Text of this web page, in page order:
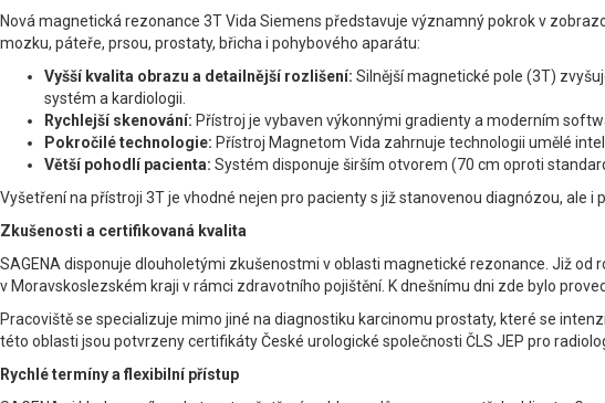
Nová magnetická rezonance 3T Vida Siemens představuje významný pokrok v
mozku, páteře, prsou, prostaty, břicha i pohybového aparátu:
Vyšší kvalita obrazu a detailnější rozlišení: Silnější magnetické pole (3T)
systém a kardiologii.
Rychlejší skenování: Přístroj je vybaven výkonnými gradienty a moderním
Pokročilé technologie: Přístroj Magnetom Vida zahrnuje technologii umělé
Větší pohodlí pacienta: Systém disponuje širším otvorem (70 cm oproti
Vyšetření na přístroji 3T je vhodné nejen pro pacienty s již stanovenou diagnózou, ale i
Zkušenosti a certifikovaná kvalita
SAGENA disponuje dlouholetými zkušenostmi v oblasti magnetické rezonance. Již
v Moravskoslezském kraji v rámci zdravotního pojištění. K dnešnímu dni zde bylo
Pracoviště se specializuje mimo jiné na diagnostiku karcinomu prostaty, které se
této oblasti jsou potvrzeny certifikáty České urologické společnosti ČLS JEP pro
Rychlé termíny a flexibilní přístup